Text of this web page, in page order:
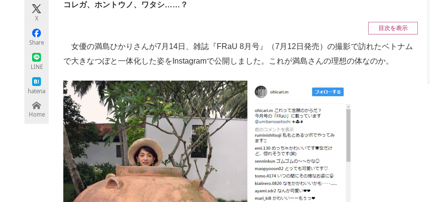
X
Share
LINE
hatena
Home
コレガ、ホントウノ、ワタシ……？
目次を表示
女優の満島ひかりさんが7月14日、雑誌『FRaU 8月号』（7月12日発売）の撮影で訪れたベトナム
で大きなつぼと一体化した姿をInstagramで公開しました。これが満島さんの理想の体なのか。